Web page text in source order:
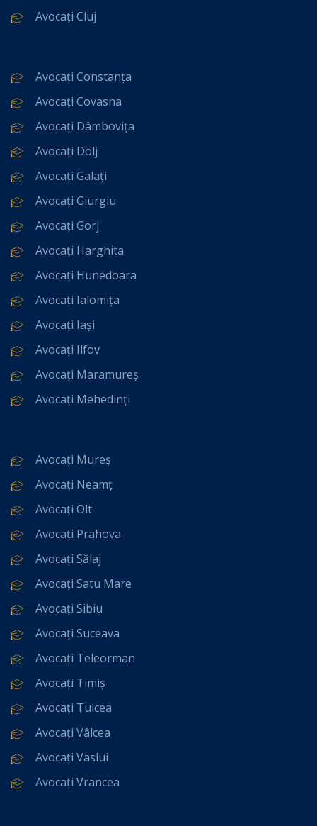
Avocați Cluj
Avocați Constanța
Avocați Covasna
Avocați Dâmbovița
Avocați Dolj
Avocați Galați
Avocați Giurgiu
Avocați Gorj
Avocați Harghita
Avocați Hunedoara
Avocați Ialomița
Avocați Iași
Avocați Ilfov
Avocați Maramureș
Avocați Mehedinți
Avocați Mureș
Avocați Neamț
Avocați Olt
Avocați Prahova
Avocați Sălaj
Avocați Satu Mare
Avocați Sibiu
Avocați Suceava
Avocați Teleorman
Avocați Timiș
Avocați Tulcea
Avocați Vâlcea
Avocați Vaslui
Avocați Vrancea